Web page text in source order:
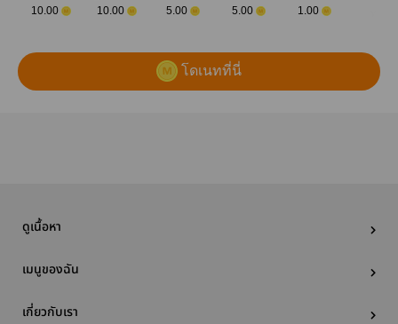
10.00
10.00
5.00
5.00
1.00
โดเนทที่นี่
ดูเนื้อหา
เมนูของฉัน
เกี่ยวกับเรา